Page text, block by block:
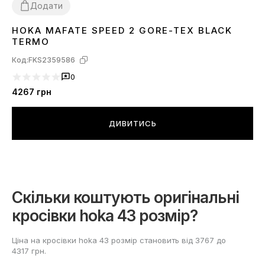
Додати
41 43
HOKA MAFATE SPEED 2 GORE-TEX BLACK
TERMO
Код:FKS2359586
0
4267 грн
ДИВИТИСЬ
Скільки коштують оригінальні
кросівки hoka 43 розмір?
Ціна на кросівки hoka 43 розмір становить від 3767 до
4317 грн.